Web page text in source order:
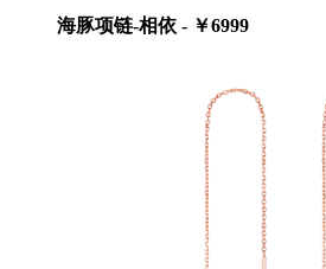
海豚项链-相依 - ￥6999